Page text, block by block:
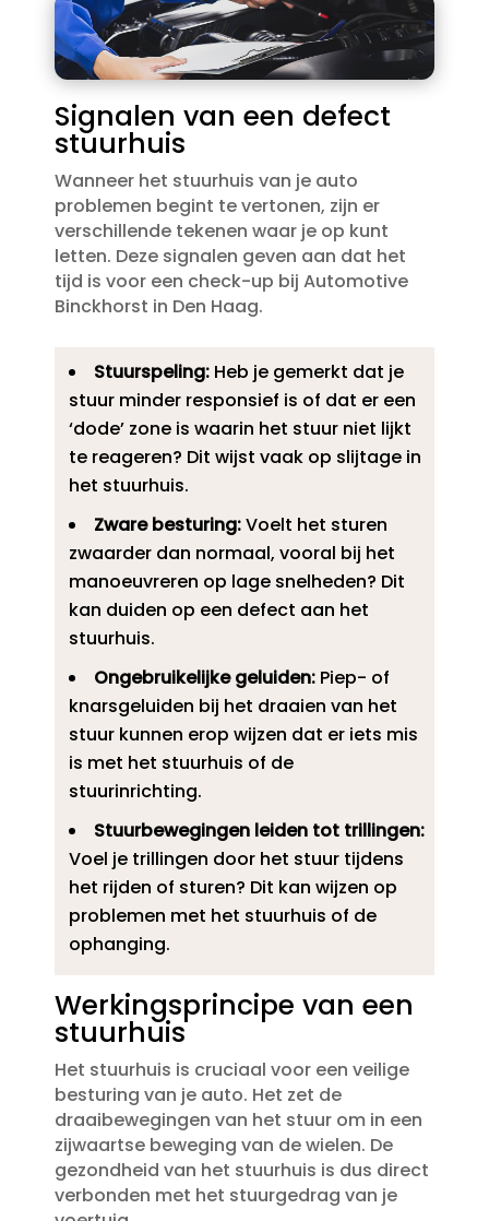
Signalen van een defect
stuurhuis
Wanneer het stuurhuis van je auto
problemen begint te vertonen, zijn er
verschillende tekenen waar je op kunt
letten.​ Deze signalen geven aan dat het
tijd is voor een check-up bij Automotive
Binckhorst in Den Haag.​
Stuurspeling:Heb je gemerkt dat je
stuur minder responsief is of dat er een
‘dode’ zone is waarin het stuur niet lijkt
te reageren? Dit wijst vaak op slijtage in
het stuurhuis.​
Zware besturing:Voelt het sturen
zwaarder dan normaal, vooral bij het
manoeuvreren op lage snelheden? Dit
kan duiden op een defect aan het
stuurhuis.​
Ongebruikelijke geluiden:Piep- of
knarsgeluiden bij het draaien van het
stuur kunnen erop wijzen dat er iets mis
is met het stuurhuis of de
stuurinrichting.​
Stuurbewegingen leiden tot trillingen:
Voel je trillingen door het stuur tijdens
het rijden of sturen? Dit kan wijzen op
problemen met het stuurhuis of de
ophanging.​
Werkingsprincipe van een
stuurhuis
Het stuurhuis is cruciaal voor een veilige
besturing van je auto.​ Het zet de
draaibewegingen van het stuur om in een
zijwaartse beweging van de wielen.​ De
gezondheid van het stuurhuis is dus direct
verbonden met het stuurgedrag van je